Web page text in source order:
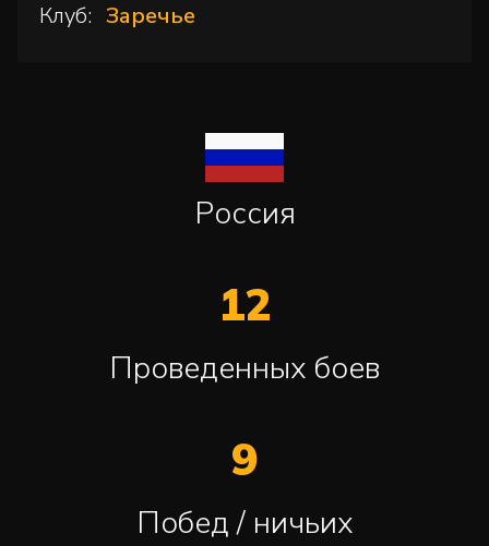
Клуб: Заречье
Россия
12
Проведенных боев
9
Побед / ничьих